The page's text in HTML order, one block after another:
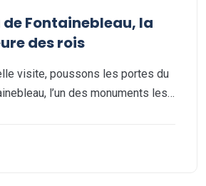
de Fontainebleau, la
des rois
visite, poussons les portes du
l’un des monuments les…